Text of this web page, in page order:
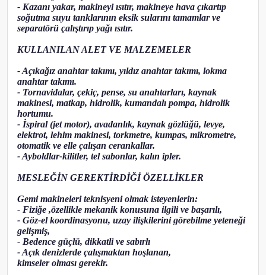
- Kazanı yakar, makineyi ısıtır, makineye hava çıkartıp
soğutma suyu tanklarının eksik sularını tamamlar ve
separatörü çalıştırıp yağı ısıtır.
KULLANILAN ALET VE MALZEMELER
- Açıkağız anahtar takımı, yıldız anahtar takımı, lokma
anahtar takımı.
- Tornavidalar, çekiç, pense, su anahtarları, kaynak
makinesi, matkap, hidrolik, kumandalı pompa, hidrolik
hortumu.
- İspiral (jet motor), avadanlık, kaynak gözlüğü, levye,
elektrot, lehim makinesi, torkmetre, kumpas, mikrometre,
otomatik ve elle çalışan cerankallar.
- Ayboldlar-kilitler, tel sabonlar, kalın ipler.
MESLEĞİN GEREKTİRDİĞİ ÖZELLİKLER
Gemi makineleri teknisyeni olmak isteyenlerin:
- Fiziğe ,özellikle mekanik konusuna ilgili ve başarılı,
- Göz-el koordinasyonu, uzay ilişkilerini görebilme yeteneği
gelişmiş,
- Bedence güçlü, dikkatli ve sabırlı
- Açık denizlerde çalışmaktan hoşlanan,
kimseler olması gerekir.